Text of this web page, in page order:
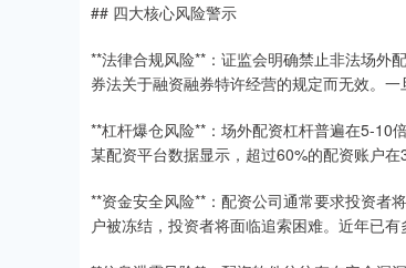
## 四大核心风险警示
**法律合规风险**：证监会明确禁止非法场外
券法关于融资融券特许经营的规定而无效。
**杠杆爆仓风险**：场外配资杠杆普遍在5-10
某配资平台数据显示，超过60%的配资账户在
**资金安全风险**：配资公司通常要求投资者
户被冻结，投资者将面临追索困难。近年已有